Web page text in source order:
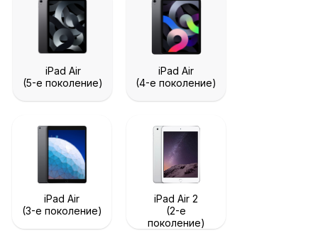
iPad Air
(5-е поколение)
iPad Air
(4-е поколение)
iPad Air
(3-е поколение)
iPad Air 2
(2-е
поколение)